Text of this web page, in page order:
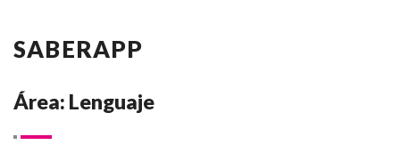
SABERAPP
Área: Lenguaje